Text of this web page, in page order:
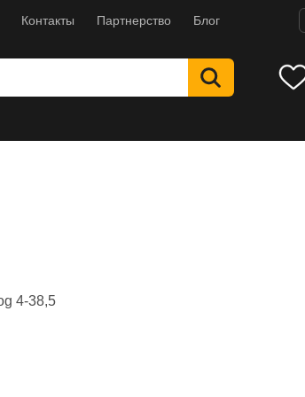
Контакты Партнерство Блог